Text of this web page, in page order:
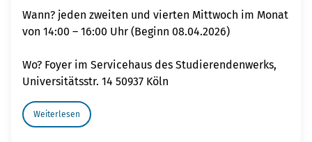
Wann? jeden zweiten und vierten Mittwoch im Monat
von 14:00 – 16:00 Uhr (Beginn 08.04.2026)
Wo? Foyer im Servicehaus des Studierendenwerks,
Universitätsstr. 14 50937 Köln
Weiterlesen